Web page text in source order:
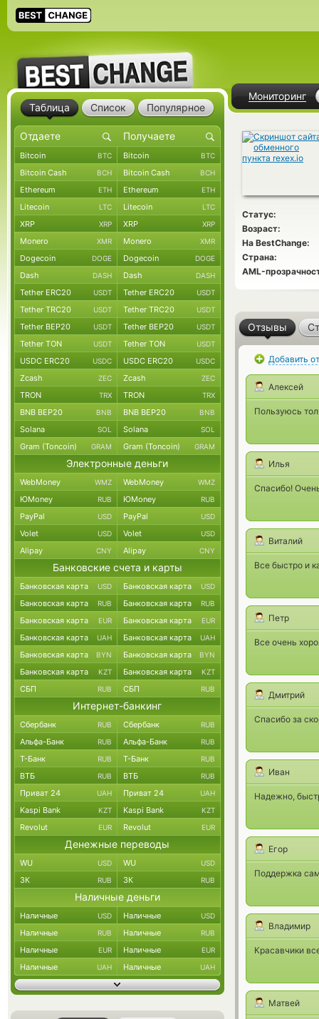
Мониторинг
Статус:
Возраст:
На BestChange:
Страна:
AML-
Отзывы
Добавить
Алексей
Пользуюсь
Илья
Спасибо!
Виталий
Все быстро и
Петр
Все очень
Дмитрий
Спасибо за
Иван
Надежно,
Егор
Поддержка
Владимир
Красавчики
Матвей
Таблица Список Популярное
Bitcoin BTC Bitcoin BTC
Bitcoin Cash BCH Bitcoin Cash BCH
Ethereum ETH Ethereum ETH
Litecoin LTC Litecoin LTC
XRP XRP XRP XRP
Monero XMR Monero XMR
Dogecoin DOGE Dogecoin DOGE
Dash DASH Dash DASH
Tether ERC20 USDT Tether ERC20 USDT
Tether TRC20 USDT Tether TRC20 USDT
Tether BEP20 USDT Tether BEP20 USDT
Tether TON USDT Tether TON USDT
USDC ERC20 USDC USDC ERC20 USDC
Zcash ZEC Zcash ZEC
TRON TRX TRON TRX
BNB BEP20 BNB BNB BEP20 BNB
Solana SOL Solana SOL
Gram (Toncoin) GRAM Gram (Toncoin) GRAM
Электронные деньги
WebMoney WMZ WebMoney WMZ
ЮMoney RUB ЮMoney RUB
PayPal USD PayPal USD
Volet USD Volet USD
Alipay CNY Alipay CNY
Банковские счета и карты
Банковская карта USD Банковская карта USD
Банковская карта RUB Банковская карта RUB
Банковская карта EUR Банковская карта EUR
Банковская карта UAH Банковская карта UAH
Банковская карта BYN Банковская карта BYN
Банковская карта KZT Банковская карта KZT
СБП RUB СБП RUB
Интернет-банкинг
Сбербанк RUB Сбербанк RUB
Альфа-Банк RUB Альфа-Банк RUB
Т-Банк RUB Т-Банк RUB
ВТБ RUB ВТБ RUB
Приват 24 UAH Приват 24 UAH
Kaspi Bank KZT Kaspi Bank KZT
Revolut EUR Revolut EUR
Денежные переводы
WU USD WU USD
ЗК RUB ЗК RUB
Наличные деньги
Наличные USD Наличные USD
Наличные RUB Наличные RUB
Наличные EUR Наличные EUR
Наличные UAH Наличные UAH